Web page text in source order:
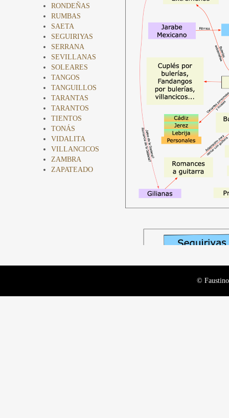
RONDEÑAS
RUMBAS
SAETA
SEGUIRIYAS
SERRANA
SEVILLANAS
SOLEARES
TANGOS
TANGUILLOS
TARANTAS
TARANTOS
TIENTOS
TONÁS
VIDALITA
VILLANCICOS
ZAMBRA
ZAPATEADO
©